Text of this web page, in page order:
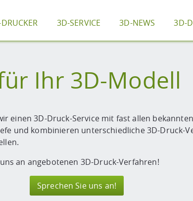
3D-SERVICE 3D-NEWS 3D-
Ihr 3D-Modell
einen 3D-Druck-Service mit fast allen
und kombinieren unterschiedliche 3D-Druck-
an angebotenen 3D-Druck-Verfahren!
Sprechen Sie uns an!